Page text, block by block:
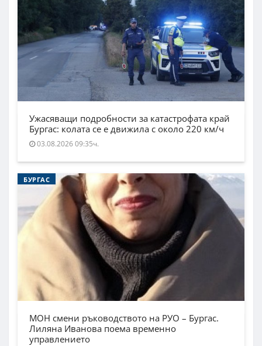
Ужасяващи подробности за катастрофата край
Бургас: колата се е движила с около 220 км/ч
03.08.2026 09:35ч.
БУРГАС
МОН смени ръководството на РУО – Бургас.
Лиляна Иванова поема временно
управлението